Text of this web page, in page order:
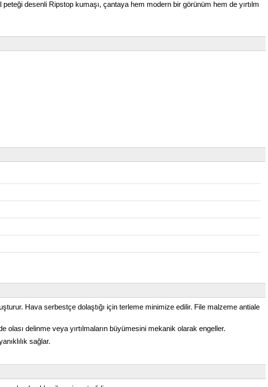
peteği desenli Ripstop kumaşı, çantaya hem modern bir görünüm hem de yırtılm
Hava serbestçe dolaştığı için terleme minimize edilir. File malzeme antiale
delinme veya yırtılmaların büyümesini mekanik olarak engeller.
sağlar.